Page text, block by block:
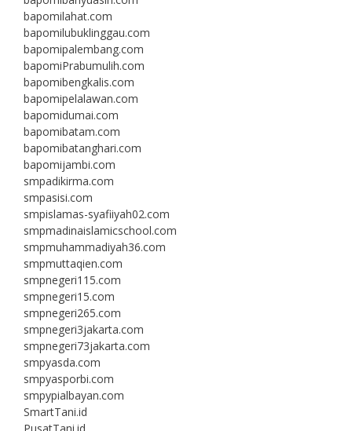
bapomilahat.com
bapomilubuklinggau.com
bapomipalembang.com
bapomiPrabumulih.com
bapomibengkalis.com
bapomipelalawan.com
bapomidumai.com
bapomibatam.com
bapomibatanghari.com
bapomijambi.com
smpadikirma.com
smpasisi.com
smpislamas-syafiiyah02.com
smpmadinaislamicschool.com
smpmuhammadiyah36.com
smpmuttaqien.com
smpnegeri115.com
smpnegeri15.com
smpnegeri265.com
smpnegeri3jakarta.com
smpnegeri73jakarta.com
smpyasda.com
smpyasporbi.com
smpypialbayan.com
SmartTani.id